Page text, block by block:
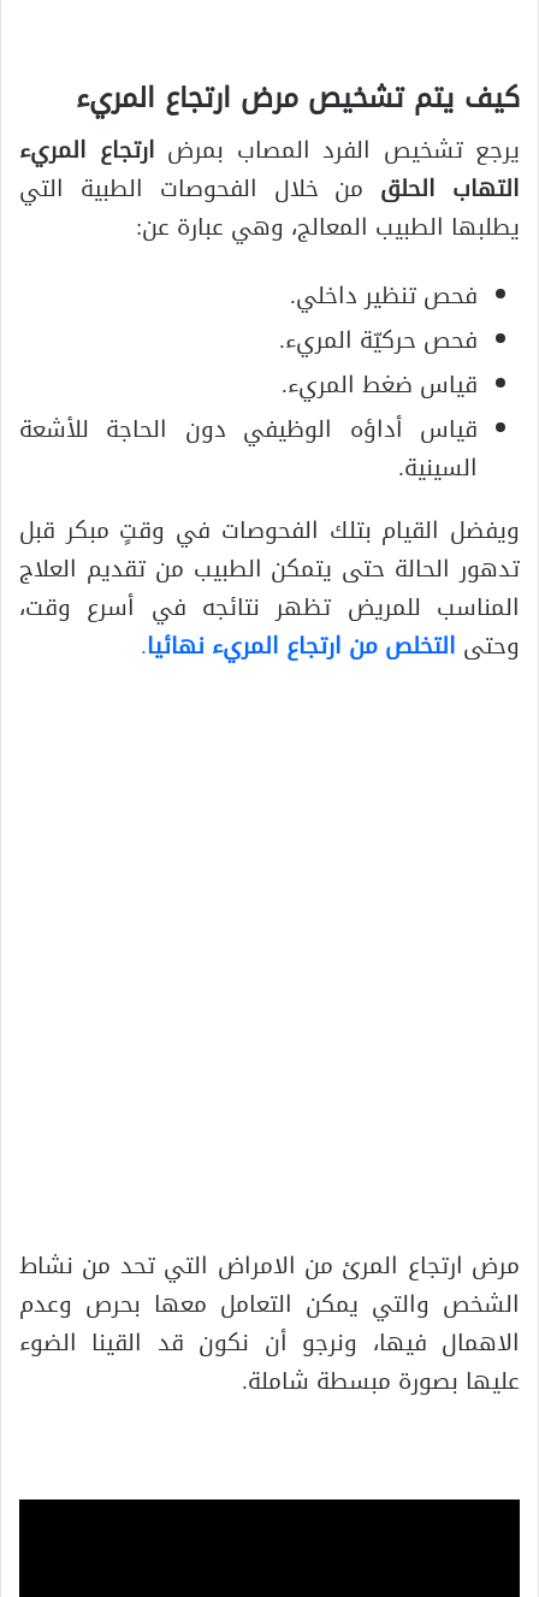
كيف يتم تشخيص مرض ارتجاع المريء
يرجع تشخيص الفرد المصاب بمرض ارتجاع المريء
التهاب الحلق من خلال الفحوصات الطبية التي
يطلبها الطبيب المعالج، وهي عبارة عن:
فحص تنظير داخلي.
فحص حركيّة المريء.
قياس ضغط المريء.
قياس أداؤه الوظيفي دون الحاجة للأشعة
السينية.
ويفضل القيام بتلك الفحوصات في وقتٍ مبكر قبل
تدهور الحالة حتى يتمكن الطبيب من تقديم العلاج
المناسب للمريض تظهر نتائجه في أسرع وقت،
وحتى التخلص من ارتجاع المريء نهائيا.
مرض ارتجاع المرئ من الامراض التي تحد من نشاط
الشخص والتي يمكن التعامل معها بحرص وعدم
الاهمال فيها، ونرجو أن نكون قد القينا الضوء
عليها بصورة مبسطة شاملة.